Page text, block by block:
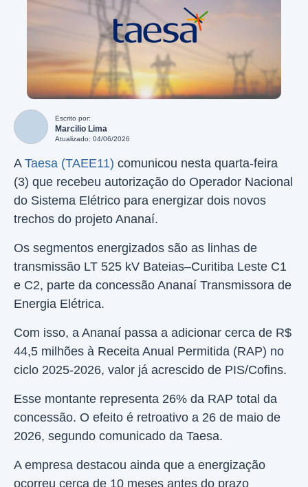
Escrito por:
Marcilio Lima
Atualizado: 04/06/2026
A Taesa (TAEE11) comunicou nesta quarta-feira
(3) que recebeu autorização do Operador Nacional
do Sistema Elétrico para energizar dois novos
trechos do projeto Ananaí.
Os segmentos energizados são as linhas de
transmissão LT 525 kV Bateias–Curitiba Leste C1
e C2, parte da concessão Ananaí Transmissora de
Energia Elétrica.
Com isso, a Ananaí passa a adicionar cerca de R$
44,5 milhões à Receita Anual Permitida (RAP) no
ciclo 2025-2026, valor já acrescido de PIS/Cofins.
Esse montante representa 26% da RAP total da
concessão. O efeito é retroativo a 26 de maio de
2026, segundo comunicado da Taesa.
A empresa destacou ainda que a energização
ocorreu cerca de 10 meses antes do prazo